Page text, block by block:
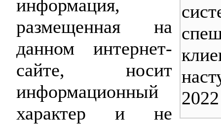
информация,
размещенная на
данном интернет-
сайте, носит
информационный
характер и не